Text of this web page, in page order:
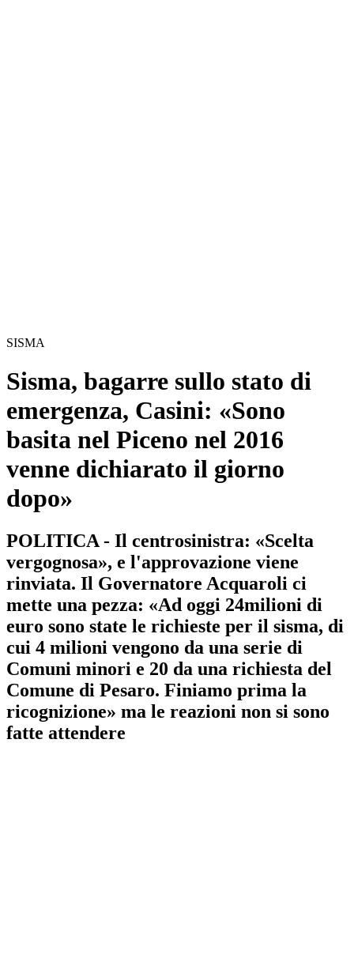
SISMA
Sisma, bagarre sullo stato di
emergenza, Casini: «Sono
basita nel Piceno nel 2016
venne dichiarato il giorno
dopo»
POLITICA - Il centrosinistra: «Scelta
vergognosa», e l'approvazione viene
rinviata. Il Governatore Acquaroli ci
mette una pezza: «Ad oggi 24milioni di
euro sono state le richieste per il sisma, di
cui 4 milioni vengono da una serie di
Comuni minori e 20 da una richiesta del
Comune di Pesaro. Finiamo prima la
ricognizione» ma le reazioni non si sono
fatte attendere